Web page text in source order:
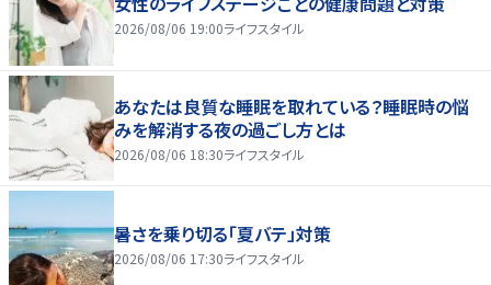
2026/08/06 19:00ライフスタイル
あなたは良質な睡眠を取れている？睡眠時の悩
みを解消する夜の過ごし方とは
2026/08/06 18:30ライフスタイル
暑さを乗り切る「夏バテ」対策
2026/08/06 17:30ライフスタイル